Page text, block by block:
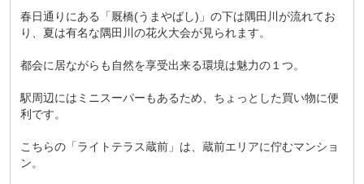
春日通りにある「厩橋(うまやばし)」の下は隅田川が流れてお
り、夏は有名な隅田川の花火大会が見られます。
都会に居ながらも自然を享受出来る環境は魅力の１つ。
駅周辺にはミニスーパーもあるため、ちょっとした買い物に便
利です。
こちらの「ライトテラス蔵前」は、蔵前エリアに佇むマンショ
ン。